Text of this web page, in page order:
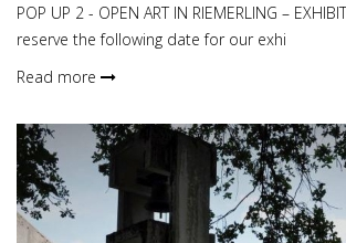
POP UP 2 - OPEN ART IN RIEMERLING –
reserve the following date for our exhi
Read more